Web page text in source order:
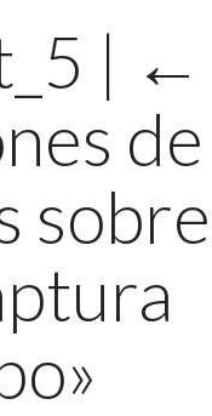
| ←
de
sobre